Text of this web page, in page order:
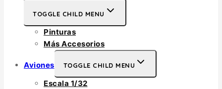
TOGGLE CHILD MENU
Pinturas
Más Accesorios
Aviones TOGGLE CHILD MENU
Escala 1/32